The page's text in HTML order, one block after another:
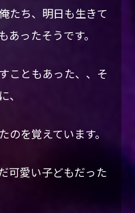
たち、明日も生きて
ったそうです。
こともあった、、そ
、
を覚えています。
可愛い子どもだった